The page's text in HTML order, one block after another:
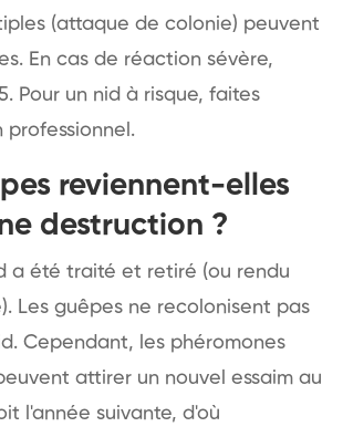
(attaque de colonie) peuvent
En cas de réaction sévère,
Pour un nid à risque, faites
professionnel.
reviennent-elles
destruction ?
a été traité et retiré (ou rendu
Les guêpes ne recolonisent pas
Cependant, les phéromones
attirer un nouvel essaim au
l'année suivante, d'où